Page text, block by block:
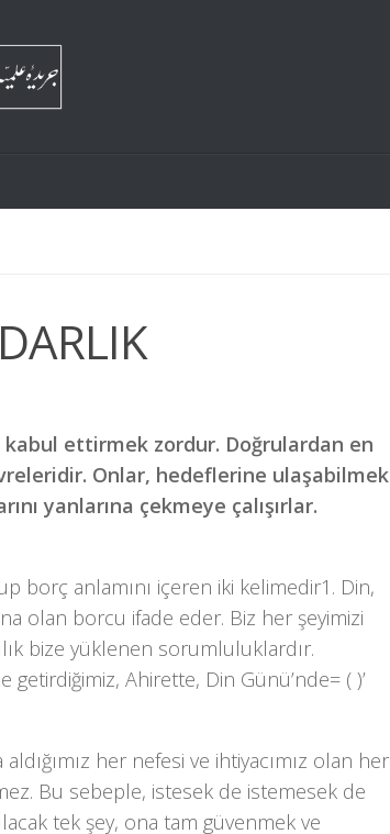
kabul ettirmek zordur. Doğrulardan en
Onlar, hedeflerine ulaşabilmek
yanlarına çekmeye çalışırlar.
borç anlamını içeren iki kelimedir1. Din,
olan borcu ifade eder. Biz her şeyimizi
bize yüklenen sorumluluklardır.
Ahirette, Din Günü’nde= ( )’
her nefesi ve ihtiyacımız olan her
Bu sebeple, istesek de istemesek de
tek şey, ona tam güvenmek ve